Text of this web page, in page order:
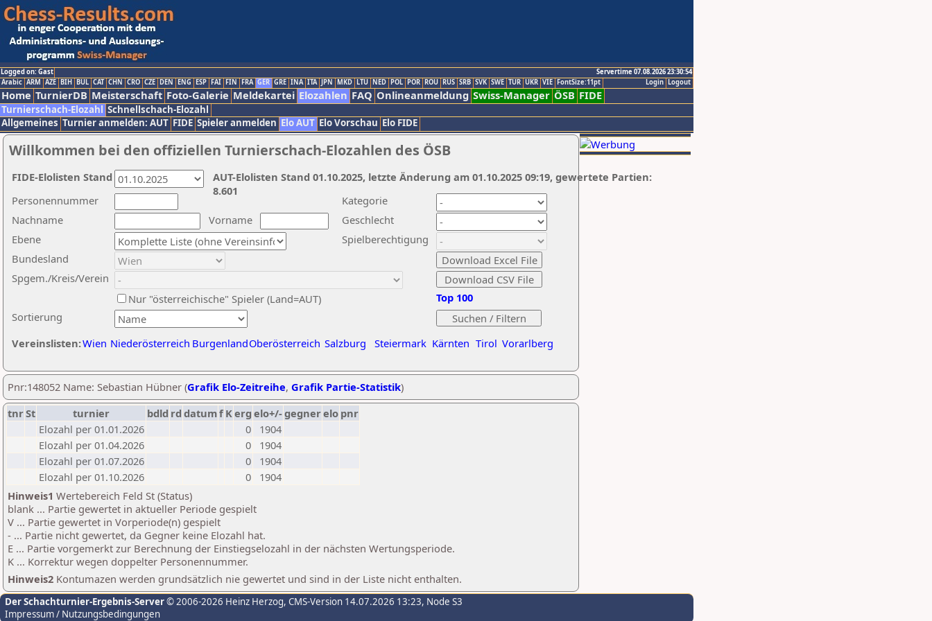
Logged on: Gast
Servertime 07.08.2026 23:30:54
Logout
Login
Arabic ARM AZE BIH BUL CAT CHN CRO CZE DEN ENG ESP FAI FIN FRA GER GRE INA ITA JPN MKD LTU NED POL POR ROU RUS SRB SVK SWE TUR UKR VIE FontSize:11pt
Home TurnierDB Meisterschaft Foto-Galerie Meldekartei Elozahlen FAQ Onlineanmeldung Swiss-Manager ÖSB FIDE
Turnierschach-Elozahl Schnellschach-Elozahl
Allgemeines Turnier anmelden: AUT FIDE Spieler anmelden Elo AUT Elo Vorschau Elo FIDE
Willkommen bei den offiziellen Turnierschach-Elozahlen des ÖSB
Nachname
Vorname
Ebene
Kategorie
Sortierung
Personennummer
Bundesland
Spgem./Kreis/Verein
Geschlecht
Nur "österreichische" Spieler (Land=AUT)
Spielberechtigung
Vereinslisten:Wien Niederösterreich BurgenlandOberösterreich Salzburg Steiermark Kärnten Tirol Vorarlberg
Top 100
AUT-Elolisten Stand 01.10.2025, letzte Änderung am 01.10.2025 09:19, gewertete Partien:
8.601
FIDE-Elolisten Stand
Pnr:148052 Name: Sebastian Hübner (Grafik Elo-Zeitreihe, Grafik Partie-Statistik)
tnrSt turnier bdld rd datumf Kerg elo+/-gegnerelo pnr
Elozahl per 01.01.2026
0
1904
Elozahl per 01.04.2026
0
1904
Elozahl per 01.07.2026
0
1904
Elozahl per 01.10.2026
0
1904
Hinweis1 Wertebereich Feld St (Status)
blank ... Partie gewertet in aktueller Periode gespielt
V ... Partie gewertet in Vorperiode(n) gespielt
- ... Partie nicht gewertet, da Gegner keine Elozahl hat.
E ... Partie vorgemerkt zur Berechnung der Einstiegselozahl in der nächsten Wertungsperiode.
K ... Korrektur wegen doppelter Personennummer.
Hinweis2 Kontumazen werden grundsätzlich nie gewertet und sind in der Liste nicht enthalten.
Der Schachturnier-Ergebnis-Server© 2006-2026 Heinz Herzog, CMS-Version 14.07.2026 13:23, Node S3
Impressum / Nutzungsbedingungen